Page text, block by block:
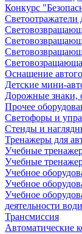
Конкурс
Светоотражатели
Оснащение
Детские мини-
Дорожные знаки,
Прочее
Светофоры и
Стенды и
Тренажеры для
Учебные
Учебные
Учебное
Учебное
Учебное
деятельности
Трансмиссия
Автоматические